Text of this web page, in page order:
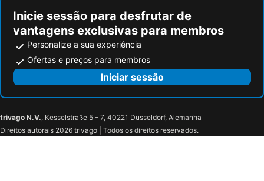
Inicie sessão para desfrutar de
vantagens exclusivas para membros
Personalize a sua experiência
Ofertas e preços para membros
Iniciar sessão
trivago N.V., Kesselstraße 5 – 7, 40221 Düsseldorf, Alemanha
Direitos autorais 2026 trivago | Todos os direitos reservados.